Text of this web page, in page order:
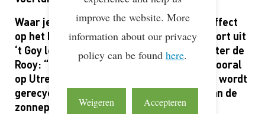
Waar je op rijdt en hoe je rijdt heeft ook effect
op het brandstofverbruik.De Rooy Transport uit
‘t Goy levert nu al elektrisch. Eigenaar Peter de
Rooy: “De huidige elektrische truck rijdt vooral
op Utrecht. Deze gaat er binnenkort uit en wordt
gerecycled voor onze de energieopslag van de
zonnepanelen. Twee nieuwe e-trucks zijn
improve the website. More
information about our privacy
policy can be found here.
Weigeren Accepteren